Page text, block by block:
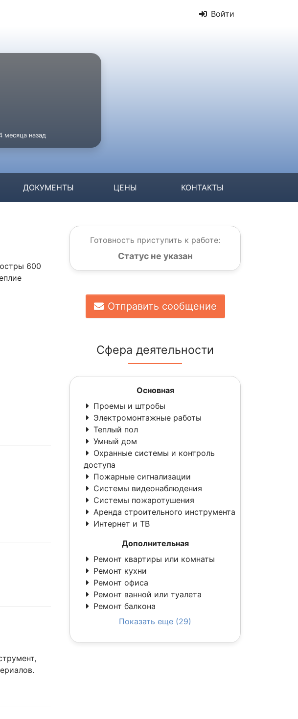
Войти
месяца назад
ДОКУМЕНТЫ ЦЕНЫ КОНТАКТЫ
600
Готовность приступить к работе:
Статус не указан
Отправить сообщение
Сфера деятельности
Основная
Проемы и штробы
Электромонтажные работы
Теплый пол
Умный дом
Охранные системы и контроль
доступа
Пожарные сигнализации
Системы видеонаблюдения
Системы пожаротушения
Аренда строительного инструмента
Интернет и ТВ
Дополнительная
Ремонт квартиры или комнаты
Ремонт кухни
Ремонт офиса
Ремонт ванной или туалета
Ремонт балкона
Показать еще (29)